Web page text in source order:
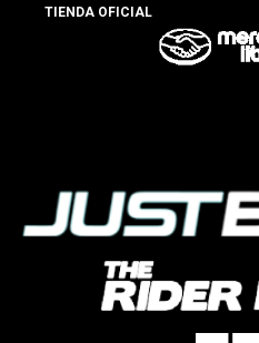
TIENDA OFICIAL